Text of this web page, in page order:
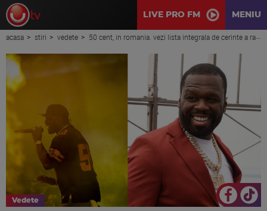
LIVE PRO FM MENIU
acasa stiri vedete 50 cent, in romania. vezi lista integrala de cerinte a rapperului: de la mac n cheese si ceai verde la crispy strips si bere de ghimbir
Vedete